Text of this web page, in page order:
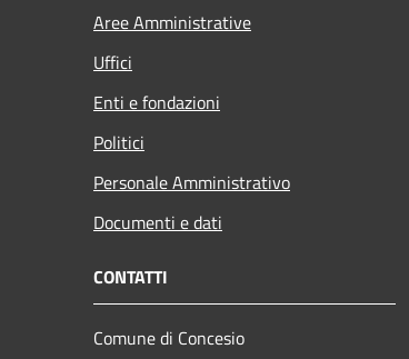
Aree Amministrative
Uffici
Enti e fondazioni
Politici
Personale Amministrativo
Documenti e dati
CONTATTI
Comune di Concesio